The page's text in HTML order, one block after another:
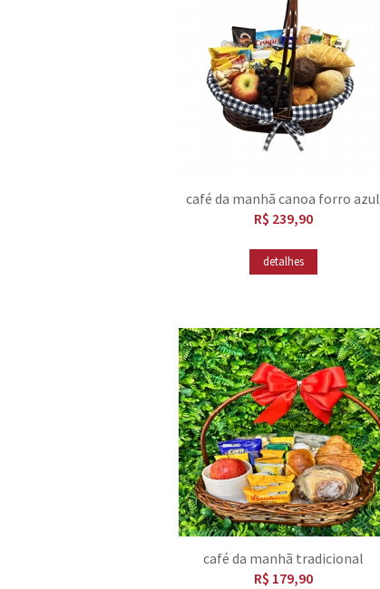
café da manhã canoa forro azul
R$ 239,90
detalhes
café da manhã tradicional
R$ 179,90